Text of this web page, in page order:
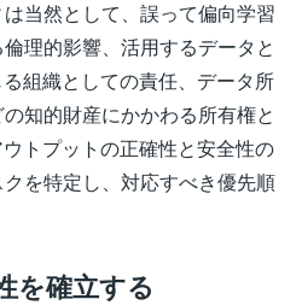
当然として、誤って偏向学習
理的影響、活用するデータと
組織としての責任、データ所
知的財産にかかわる所有権と
トプットの正確性と安全性の
を特定し、対応すべき優先順
を確立する